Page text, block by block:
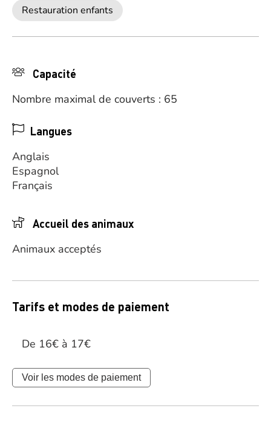
Restauration enfants
Capacité
Nombre maximal de couverts : 65
Langues
Anglais
Espagnol
Français
Accueil des animaux
Animaux acceptés
Tarifs et modes de paiement
De 16€ à 17€
Voir les modes de paiement